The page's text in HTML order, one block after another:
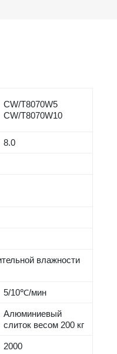
CW/T8070W5
CW/T8070W10
8.0
влажности
5/10℃/мин
Алюминиевый
слиток весом 200 кг
2000